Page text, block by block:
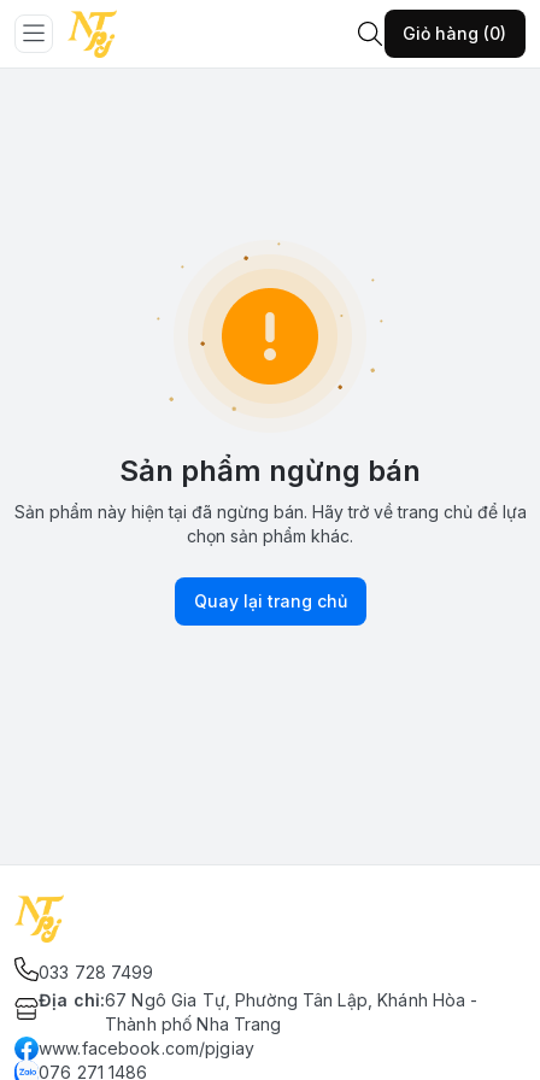
Giỏ hàng (0)
Sản phẩm ngừng bán
Sản phẩm này hiện tại đã ngừng bán. Hãy trở về trang chủ để lựa
chọn sản phẩm khác.
Quay lại trang chủ
033 728 7499
Địa chỉ:67 Ngô Gia Tự, Phường Tân Lập, Khánh Hòa -
Thành phố Nha Trang
www.facebook.com/pjgiay
076 271 1486